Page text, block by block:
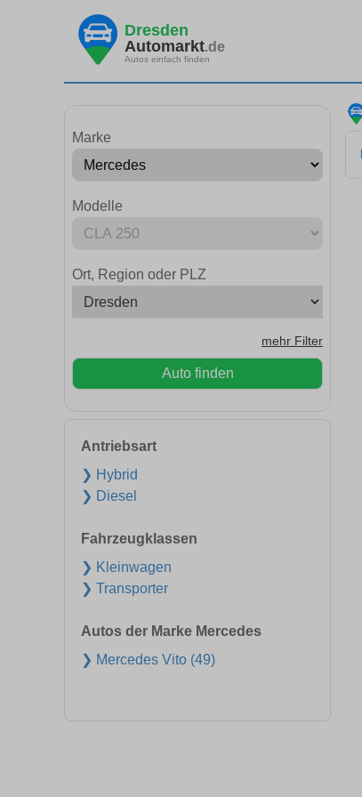
Dresden
Automarkt.de
Autos einfach finden
Marke
Modelle
Ort, Region oder PLZ
mehr Filter
Auto finden
Antriebsart
❯ Hybrid
❯ Diesel
Fahrzeugklassen
❯ Kleinwagen
❯ Transporter
Autos der Marke Mercedes
❯ Mercedes Vito (49)